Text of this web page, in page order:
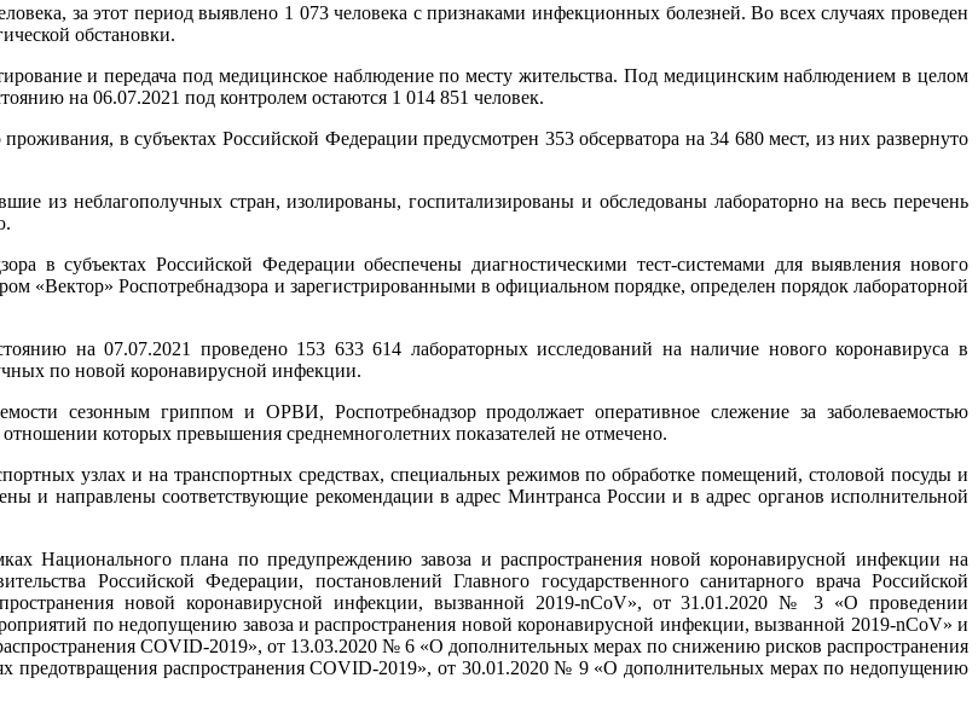
за этот период выявлено 1 073 человека с признаками инфекционных болезней. Во всех случаях проведен
обстановки.
и передача под медицинское наблюдение по месту жительства. Под медицинским наблюдением в целом
на 06.07.2021 под контролем остаются 1 014 851 человек.
в субъектах Российской Федерации предусмотрен 353 обсерватора на 34 680 мест, из них развернуто
неблагополучных стран, изолированы, госпитализированы и обследованы лабораторно на весь перечень
в субъектах Российской Федерации обеспечены диагностическими тест-системами для выявления нового
«Вектор» Роспотребнадзора и зарегистрированными в официальном порядке, определен порядок лабораторной
на 07.07.2021 проведено 153 633 614 лабораторных исследований на наличие нового коронавируса в
по новой коронавирусной инфекции.
сезонным гриппом и ОРВИ, Роспотребнадзор продолжает оперативное слежение за заболеваемостью
которых превышения среднемноголетних показателей не отмечено.
узлах и на транспортных средствах, специальных режимов по обработке помещений, столовой посуды и
и направлены соответствующие рекомендации в адрес Минтранса России и в адрес органов исполнительной
Национального плана по предупреждению завоза и распространения новой коронавирусной инфекции на
Российской Федерации, постановлений Главного государственного санитарного врача Российской
новой коронавирусной инфекции, вызванной 2019-nCoV», от 31.01.2020 № 3 «О проведении
по недопущению завоза и распространения новой коронавирусной инфекции, вызванной 2019-nCoV» и
COVID-2019», от 13.03.2020 № 6 «О дополнительных мерах по снижению рисков распространения
распространения COVID-2019», от 30.01.2020 № 9 «О дополнительных мерах по недопущению